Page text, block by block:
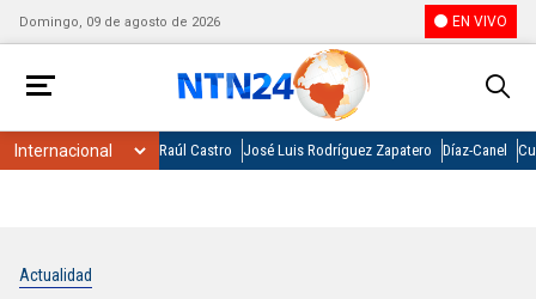
Domingo, 09 de agosto de 2026 EN VIVO
Raúl Castro José Luis Rodríguez Zapatero Díaz-Canel
Actualidad